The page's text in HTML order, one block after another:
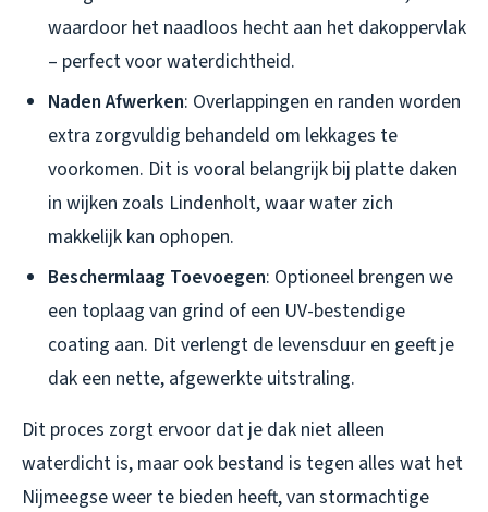
waardoor het naadloos hecht aan het dakoppervlak
– perfect voor waterdichtheid.
Naden Afwerken: Overlappingen en randen worden
extra zorgvuldig behandeld om lekkages te
voorkomen. Dit is vooral belangrijk bij platte daken
in wijken zoals Lindenholt, waar water zich
makkelijk kan ophopen.
Beschermlaag Toevoegen: Optioneel brengen we
een toplaag van grind of een UV-bestendige
coating aan. Dit verlengt de levensduur en geeft je
dak een nette, afgewerkte uitstraling.
Dit proces zorgt ervoor dat je dak niet alleen
waterdicht is, maar ook bestand is tegen alles wat het
Nijmeegse weer te bieden heeft, van stormachtige